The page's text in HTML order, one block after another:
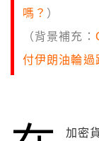
嗎？ ）
（背景補充：
付伊朗油輪過
加密